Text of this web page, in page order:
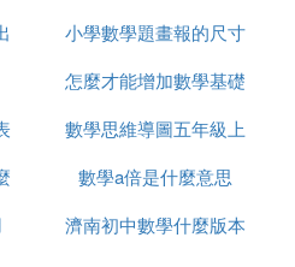
面、模糊的特徵，但這類直
人理解不可或缺的重要素
理地積淀，有時還需要經歷
環節，因為學生首次操作感
的，而錯誤的經驗將會對學
小學數學題畫報的尺寸
是多少
怎麼才能增加數學基礎
數學思維導圖五年級上
怎麼寫
數學a倍是什麼意思
濟南初中數學什麼版本